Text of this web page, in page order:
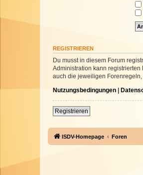
REGISTRIEREN
Du musst in diesem Forum
Administration kann
auch die jeweiligen
Nutzungsbedingungen |
Registrieren
ISDV-Homepage Foren